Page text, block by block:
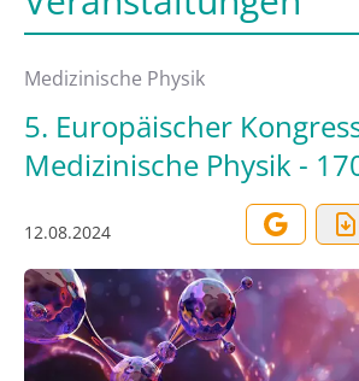
Medizinische Physik
5. Europäischer
Medizinische Physik -
12.08.2024